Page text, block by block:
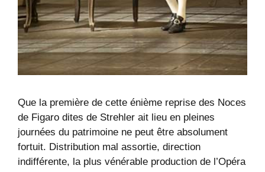
Que la première de cette énième reprise des Noces
de Figaro dites de Strehler ait lieu en pleines
journées du patrimoine ne peut être absolument
fortuit. Distribution mal assortie, direction
indifférente, la plus vénérable production de l’Opéra